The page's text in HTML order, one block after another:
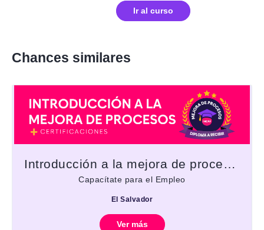
Ir al curso
Chances similares
Introducción a la mejora de procesos
Capacítate para el Empleo
El Salvador
Ver más